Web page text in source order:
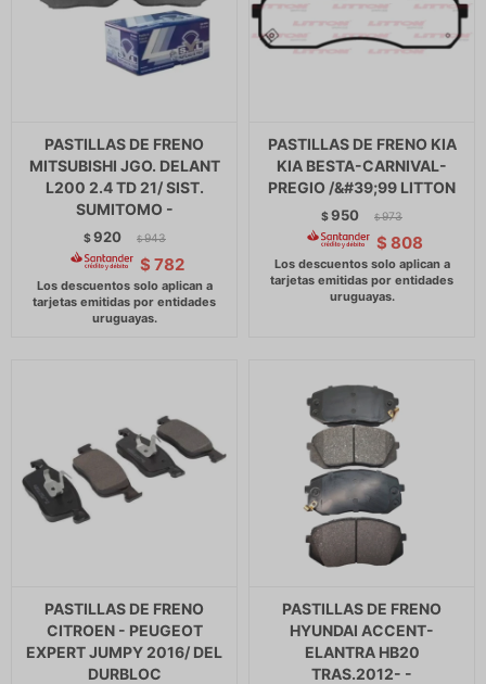
PASTILLAS DE FRENO
MITSUBISHI JGO. DELANT
L200 2.4 TD 21/ SIST.
SUMITOMO -
$920 $ 943
$ 782
PASTILLAS DE FRENO KIA
KIA BESTA-CARNIVAL-
PREGIO /&#39;99 LITTON
$950 $ 973
$ 808
PASTILLAS DE FRENO
CITROEN - PEUGEOT
EXPERT JUMPY 2016/ DEL
DURBLOC
PASTILLAS DE FRENO
HYUNDAI ACCENT-
ELANTRA HB20
TRAS.2012- -